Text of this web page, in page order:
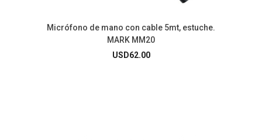
Micrófono de mano con cable 5mt, estuche.
MARK MM20
USD62.00